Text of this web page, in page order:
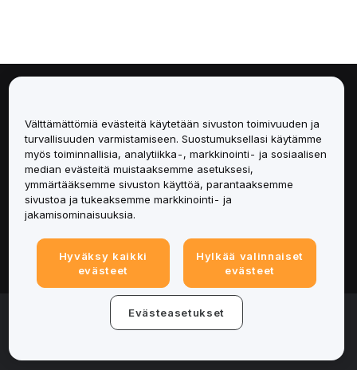
Palvelut
Tuki
Tuotteet
Lakiasiat
© 2025-2026 Bybit.eu. All rights reserved.
Välttämättömiä evästeitä käytetään sivuston toimivuuden ja
turvallisuuden varmistamiseen. Suostumuksellasi käytämme
myös toiminnallisia, analytiikka-, markkinointi- ja sosiaalisen
median evästeitä muistaaksemme asetuksesi,
ymmärtääksemme sivuston käyttöä, parantaaksemme
sivustoa ja tukeaksemme markkinointi- ja
jakamisominaisuuksia.
Hyväksy kaikki
evästeet
Hylkää valinnaiset
evästeet
Evästeasetukset